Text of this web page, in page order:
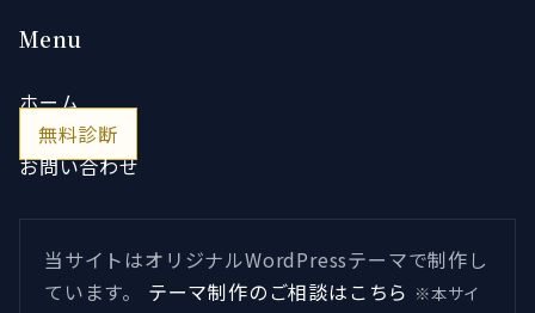
Menu
ホーム
無料診断
お問い合わせ
当サイトはオリジナルWordPressテーマで制作し
ています。
テーマ制作のご相談はこちら ※本サイ